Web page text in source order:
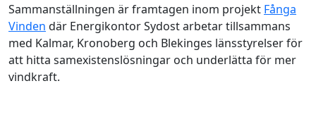
Sammanställningen är framtagen inom projekt Fånga
Vinden där Energikontor Sydost arbetar tillsammans
med Kalmar, Kronoberg och Blekinges länsstyrelser för
att hitta samexistenslösningar och underlätta för mer
vindkraft.